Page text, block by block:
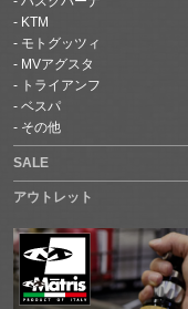
KTM
モトグッツィ
MVアグスタ
トライアンフ
ベスパ
その他
SALE
アウトレット